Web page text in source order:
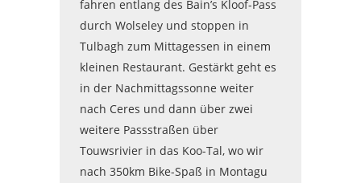
fahren entlang des Bain’s Kloof-Pass
durch Wolseley und stoppen in
Tulbagh zum Mittagessen in einem
kleinen Restaurant. Gestärkt geht es
in der Nachmittagssonne weiter
nach Ceres und dann über zwei
weitere Passstraßen über
Touwsrivier in das Koo-Tal, wo wir
nach 350km Bike-Spaß in Montagu